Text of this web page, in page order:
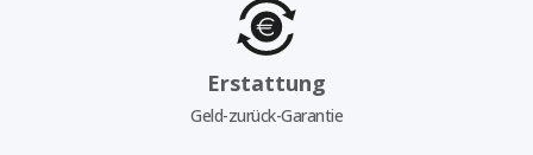
Erstattung
Geld-zurück-Garantie